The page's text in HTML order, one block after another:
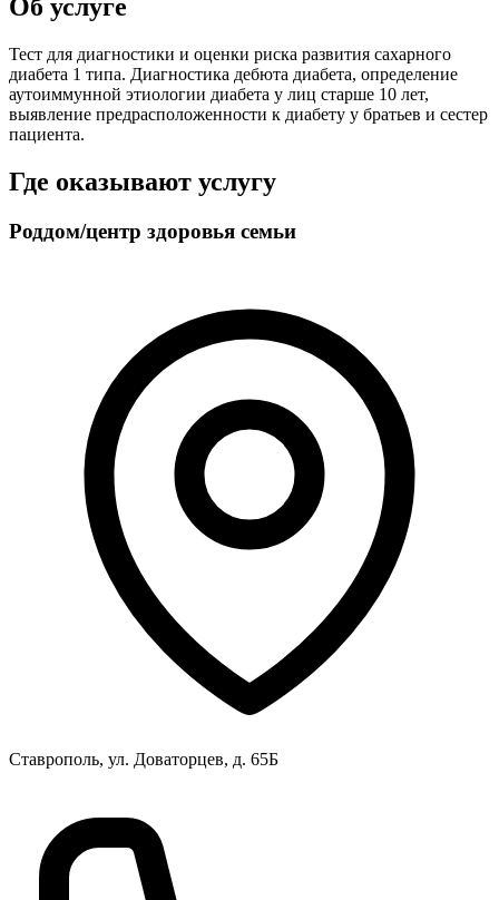
Об услуге
Тест для диагностики и оценки риска развития сахарного
диабета 1 типа. Диагностика дебюта диабета, определение
аутоиммунной этиологии диабета у лиц старше 10 лет,
выявление предрасположенности к диабету у братьев и сестер
пациента.
Где оказывают услугу
Роддом/центр здоровья семьи
Ставрополь, ул. Доваторцев, д. 65Б